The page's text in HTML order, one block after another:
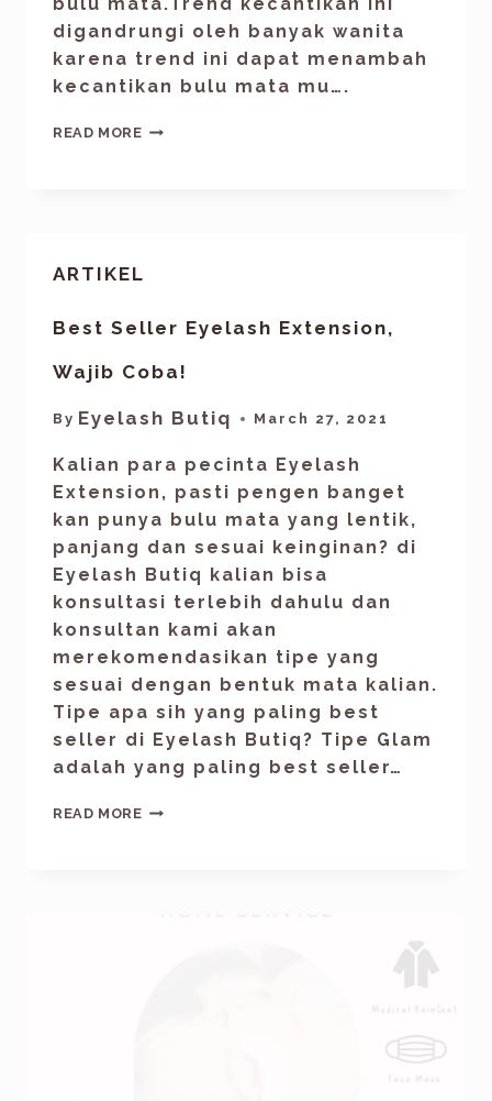
bulu mata.Trend kecantikan ini
digandrungi oleh banyak wanita
karena trend ini dapat menambah
kecantikan bulu mata mu….
READ MORE
ARTIKEL
Best Seller Eyelash Extension,
Wajib Coba!
By Eyelash Butiq March 27, 2021
Kalian para pecinta Eyelash
Extension, pasti pengen banget
kan punya bulu mata yang lentik,
panjang dan sesuai keinginan? di
Eyelash Butiq kalian bisa
konsultasi terlebih dahulu dan
konsultan kami akan
merekomendasikan tipe yang
sesuai dengan bentuk mata kalian.
Tipe apa sih yang paling best
seller di Eyelash Butiq? Tipe Glam
adalah yang paling best seller…
READ MORE